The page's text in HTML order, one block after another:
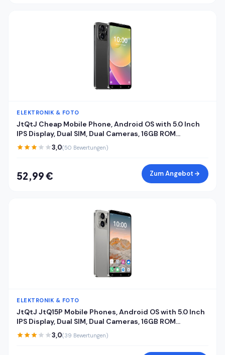
ELEKTRONIK & FOTO
JtQtJ Cheap Mobile Phone, Android OS with 5.0 Inch
IPS Display, Dual SIM, Dual Cameras, 16GB ROM
(Expandable to 128GB), WiFi, GPS, Bluetooth, Face ID
Basic Phones (JtQ15P-Black)
3,0(50 Bewertungen)
52,99 € Zum Angebot
ELEKTRONIK & FOTO
JtQtJ JtQ15P Mobile Phones, Android OS with 5.0 Inch
IPS Display, Dual SIM, Dual Cameras, 16GB ROM
(Expandable to 128GB), WiFi, GPS, Bluetooth, Face
ID,3G Phones (JtQ15P-Grey)
3,0(39 Bewertungen)